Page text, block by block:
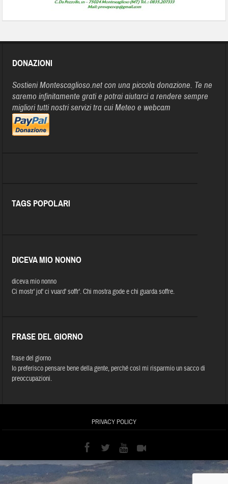
DONAZIONI
Sostieni Montescaglioso.net con una piccola donazione. Te ne
saremo infinitamente grati e potrai aiutarci a rendere sempre
migliori tutti nostri servizi tra cui Meteo e webcam
TAGS POPOLARI
DICEVA MIO NONNO
diceva mio nonno
Ci mostr' jot' ci vuard' soffr'. Chi mostra gode e chi guarda soffre.
FRASE DEL GIORNO
frase del giorno
Io preferisco pensare bene della gente, perché così mi risparmio un sacco di
preoccupazioni.
PRIVACY POLICY